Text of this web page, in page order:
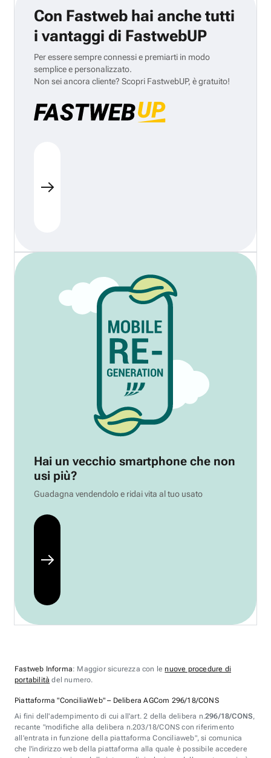
Con Fastweb hai anche tutti
i vantaggi di FastwebUP
Per essere sempre connessi e premiarti in modo
semplice e personalizzato.
Non sei ancora cliente? Scopri FastwebUP, è gratuito!
Hai un vecchio smartphone che non
usi più?
Guadagna vendendolo e ridai vita al tuo usato
Fastweb Informa: Maggior sicurezza con lenuove procedure di
portabilità del numero.
Piattaforma "ConciliaWeb" – Delibera AGCom 296/18/CONS
Ai fini dell'adempimento di cui all'art. 2 della delibera n.296/18/CONS,
recante "modifiche alla delibera n.203/18/CONS con riferimento
all'entrata in funzione della piattaforma Conciliaweb", si comunica
che l'indirizzo web della piattaforma alla quale è possibile accedere